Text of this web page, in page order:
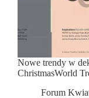
Nowe trendy w
ChristmasWorld
Forum